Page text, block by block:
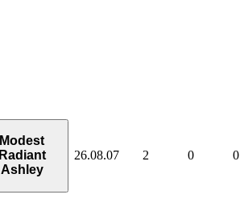
Modest
Radiant
Ashley
26.08.07 2 0 0